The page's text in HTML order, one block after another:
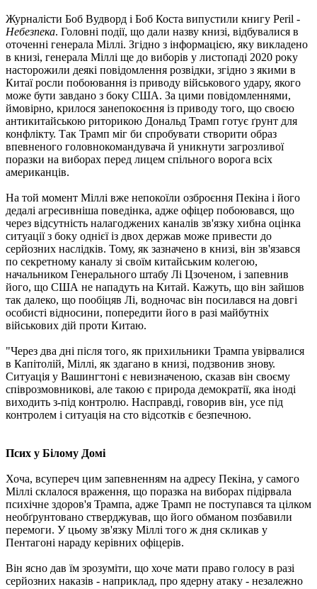
Журналісти Боб Вудворд і Боб Коста випустили книгу Peril -
Небезпека. Головні події, що дали назву книзі, відбувалися в
оточенні генерала Міллі. Згідно з інформацією, яку викладено
в книзі, генерала Міллі ще до виборів у листопаді 2020 року
насторожили деякі повідомлення розвідки, згідно з якими в
Китаї росли побоювання із приводу військового удару, якого
може бути завдано з боку США. За цими повідомленнями,
ймовірно, крилося занепокоєння із приводу того, що своєю
антикитайською риторикою Дональд Трамп готує ґрунт для
конфлікту. Так Трамп міг би спробувати створити образ
впевненого головнокомандувача й уникнути загрозливої
поразки на виборах перед лицем спільного ворога всіх
американців.
На той момент Міллі вже непокоїли озброєння Пекіна і його
дедалі агресивніша поведінка, адже офіцер побоювався, що
через відсутність налагоджених каналів зв'язку хибна оцінка
ситуації з боку однієї із двох держав може привести до
серйозних наслідків. Тому, як зазначено в книзі, він зв'язався
по секретному каналу зі своїм китайським колегою,
начальником Генерального штабу Лі Цзоченом, і запевнив
його, що США не нападуть на Китай. Кажуть, що він зайшов
так далеко, що пообіцяв Лі, водночас він посилався на довгі
особисті відносини, попередити його в разі майбутніх
військових дій проти Китаю.
"Через два дні після того, як прихильники Трампа увірвалися
в Капітолій, Міллі, як здагано в книзі, подзвонив знову.
Ситуація у Вашингтоні є невизначеною, сказав він своєму
співрозмовникові, але такою є природа демократії, яка іноді
виходить з-під контролю. Насправді, говорив він, усе під
контролем і ситуація на сто відсотків є безпечною.
Псих у Білому Домі
Хоча, всупереч цим запевненням на адресу Пекіна, у самого
Міллі склалося враження, що поразка на виборах підірвала
психічне здоров'я Трампа, адже Трамп не поступався та цілком
необґрунтовано стверджував, що його обманом позбавили
перемоги. У цьому зв'язку Міллі того ж дня скликав у
Пентагоні нараду керівних офіцерів.
Він ясно дав їм зрозуміти, що хоче мати право голосу в разі
серйозних наказів - наприклад, про ядерну атаку - незалежно